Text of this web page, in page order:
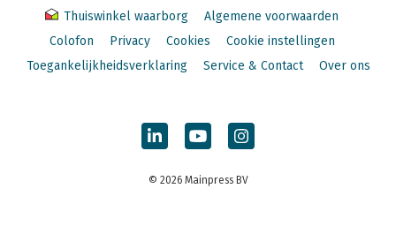
Thuiswinkel waarborg
Algemene voorwaarden
Colofon
Privacy Cookies
Cookie instellingen
Toegankelijkheidsverklaring
Service & Contact Over ons
© 2026 Mainpress BV